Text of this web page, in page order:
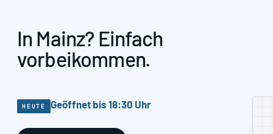
In Mainz? Einfach
vorbeikommen.
HEUTE Geöffnet bis 18:30 Uhr